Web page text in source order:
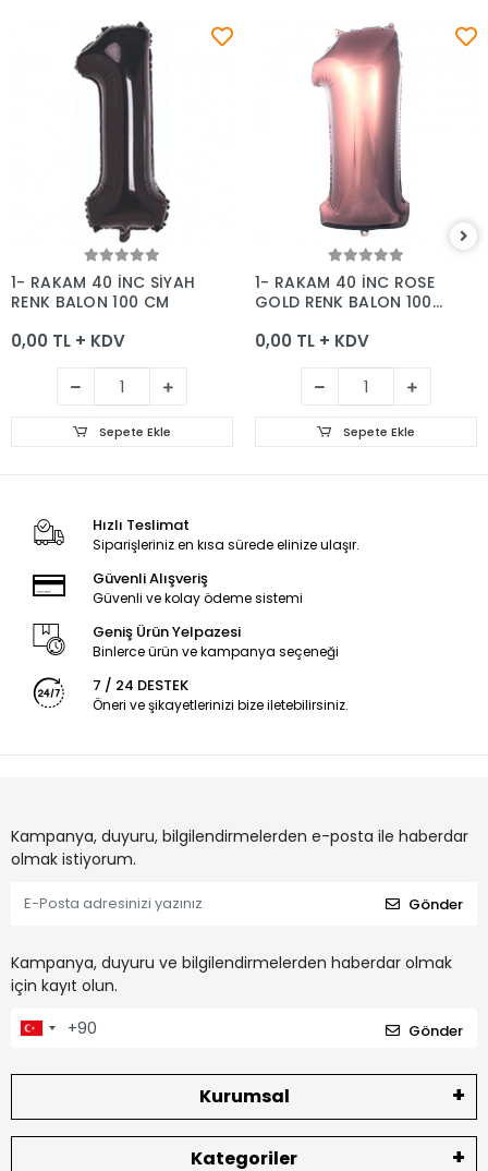
Sepete Ekle
1- RAKAM 40 İNC SİYAH
RENK BALON 100 CM
0,00 TL + KDV
Sepete Ekle
Sepete Ekle
1- RAKAM 40 İNC ROSE
GOLD RENK BALON 100
0,00 TL + KDV
Sepete Ekle
Hızlı Teslimat
Siparişleriniz en kısa sürede elinize ulaşır.
Güvenli Alışveriş
Güvenli ve kolay ödeme sistemi
Geniş Ürün Yelpazesi
Binlerce ürün ve kampanya seçeneği
7 / 24 DESTEK
Öneri ve şikayetlerinizi bize iletebilirsiniz.
Kampanya, duyuru, bilgilendirmelerden e-posta ile haberdar
olmak istiyorum.
Gönder
Kampanya, duyuru ve bilgilendirmelerden haberdar olmak
için kayıt olun.
Gönder
Kurumsal
Kategoriler